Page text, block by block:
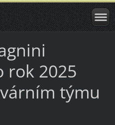
rok 2025
týmu